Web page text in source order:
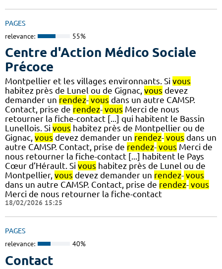
PAGES
relevance: 55%
Centre d'Action Médico Sociale
Précoce
Montpellier et les villages environnants. Si vous
habitez près de Lunel ou de Gignac, vous devez
demander un rendez- vous dans un autre CAMSP.
Contact, prise de rendez- vous Merci de nous
retourner la fiche-contact [...] qui habitent le Bassin
Lunellois. Si vous habitez près de Montpellier ou de
Gignac, vous devez demander un rendez- vous dans un
autre CAMSP. Contact, prise de rendez- vous Merci de
nous retourner la fiche-contact [...] habitent le Pays
Cœur d’Hérault. Si vous habitez près de Lunel ou de
Montpellier, vous devez demander un rendez- vous
dans un autre CAMSP. Contact, prise de rendez- vous
Merci de nous retourner la fiche-contact
18/02/2026 15:25
PAGES
relevance: 40%
Contact